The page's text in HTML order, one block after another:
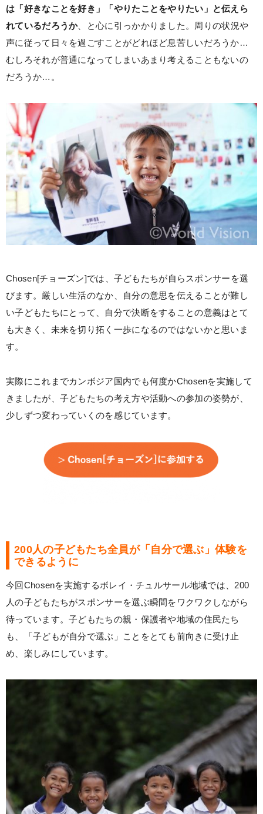
は「好きなことを好き」「やりたことをやりたい」と伝えら
れているだろうか、と心に引っかかりました。周りの状況や
声に従って日々を過ごすことがどれほど息苦しいだろうか…
むしろそれが普通になってしまいあまり考えることもないの
だろうか…。
Chosen[チョーズン]では、子どもたちが自らスポンサーを選
びます。厳しい生活のなか、自分の意思を伝えることが難し
い子どもたちにとって、自分で決断をすることの意義はとて
も大きく、未来を切り拓く一歩になるのではないかと思いま
す。
実際にこれまでカンボジア国内でも何度かChosenを実施して
きましたが、子どもたちの考え方や活動への参加の姿勢が、
少しずつ変わっていくのを感じています。
200人の子どもたち全員が「自分で選ぶ」体験を
できるように
今回Chosenを実施するボレイ・チュルサール地域では、200
人の子どもたちがスポンサーを選ぶ瞬間をワクワクしながら
待っています。子どもたちの親・保護者や地域の住民たち
も、「子どもが自分で選ぶ」ことをとても前向きに受け止
め、楽しみにしています。